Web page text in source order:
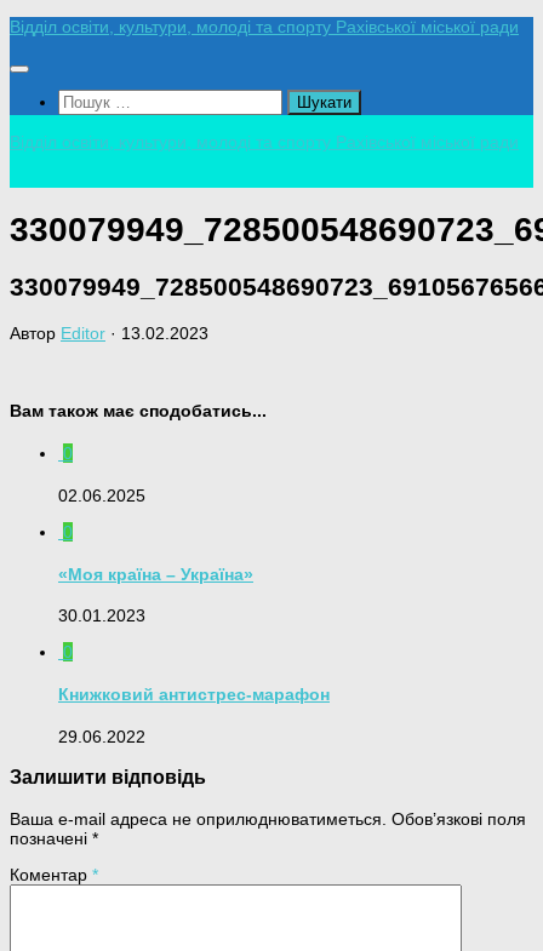
Skip
content
Відділ освіти, культури, молоді та спорту Рахівської міської ради
Пошук:
Відділ освіти, культури, молоді та спорту Рахівської міської ради
Автор Editor · 13.02.2023
Вам також має сподобатись...
0
02.06.2025
0
«Моя країна – Україна»
30.01.2023
0
Книжковий антистрес-марафон
29.06.2022
Залишити відповідь
Ваша e-mail адреса не оприлюднюватиметься. Обов’язкові поля
позначені *
Коментар *